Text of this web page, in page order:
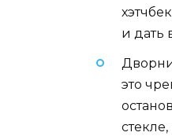
и дать
это